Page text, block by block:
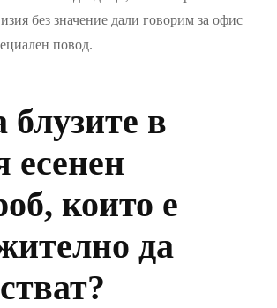
без значение дали говорим за офис
повод.
блузите в
които е
да